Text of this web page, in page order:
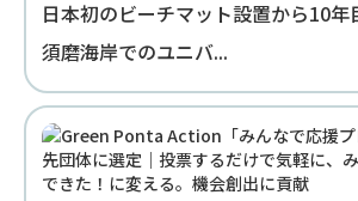
日本初のビーチマット設置から10年
須磨海岸でのユニバ...